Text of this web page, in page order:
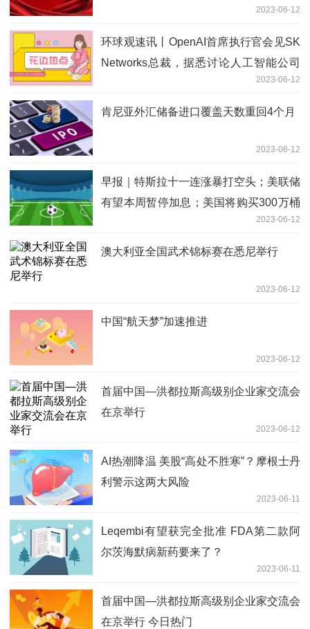
2023-06-12
环球观速讯丨OpenAI首席执行官会见SK
Networks总裁，据悉讨论人工智能公司
2023-06-12
肯尼亚外汇储备进口覆盖天数重回4个月
2023-06-12
早报｜特斯拉十一连涨暴打空头；美联储
有望本周暂停加息；美国将购买300万桶
2023-06-12
澳大利亚全国武术锦标赛在悉尼举行
2023-06-12
中国“航天梦”加速推进
2023-06-12
首届中国—洪都拉斯高级别企业家交流会
在京举行
2023-06-12
AI热潮降温 美股“高处不胜寒”？摩根士丹
利警示这两大风险
2023-06-11
Leqembi有望获完全批准 FDA第二款阿
尔茨海默病新药要来了？
2023-06-11
首届中国—洪都拉斯高级别企业家交流会
在京举行 今日热门